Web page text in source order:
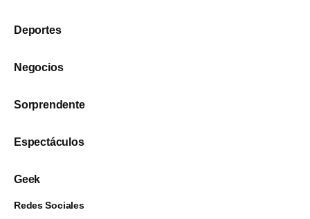
Deportes
Negocios
Sorprendente
Espectáculos
Geek
Redes Sociales